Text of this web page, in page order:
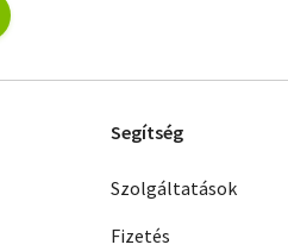
Segítség
Szolgáltatások
Fizetés